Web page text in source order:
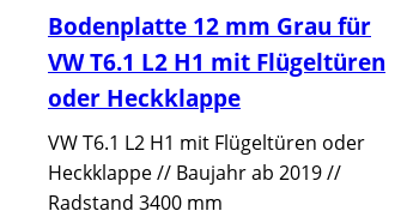
Bodenplatte 12 mm Grau für
VW T6.1 L2 H1 mit Flügeltüren
oder Heckklappe
VW T6.1 L2 H1 mit Flügeltüren oder
Heckklappe // Baujahr ab 2019 //
Radstand 3400 mm